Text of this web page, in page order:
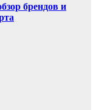
брендов и